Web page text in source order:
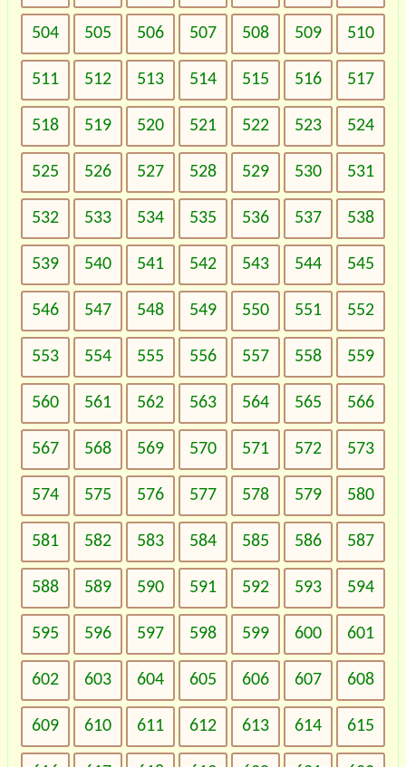
504 505 506 507 508 509 510
511 512 513 514 515 516 517
518 519 520 521 522 523 524
525 526 527 528 529 530 531
532 533 534 535 536 537 538
539 540 541 542 543 544 545
546 547 548 549 550 551 552
553 554 555 556 557 558 559
560 561 562 563 564 565 566
567 568 569 570 571 572 573
574 575 576 577 578 579 580
581 582 583 584 585 586 587
588 589 590 591 592 593 594
595 596 597 598 599 600 601
602 603 604 605 606 607 608
609 610 611 612 613 614 615